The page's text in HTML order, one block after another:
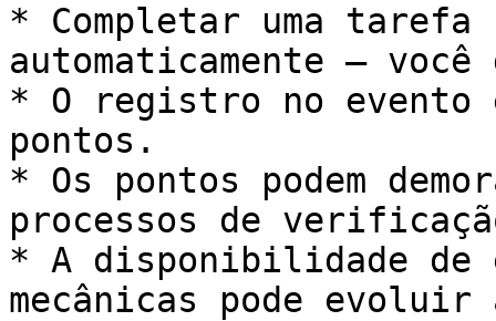
* Completar uma
automaticamente —
* O registro no evento
pontos.
* Os pontos podem
processos de
* A disponibilidade de
mecânicas pode evoluir